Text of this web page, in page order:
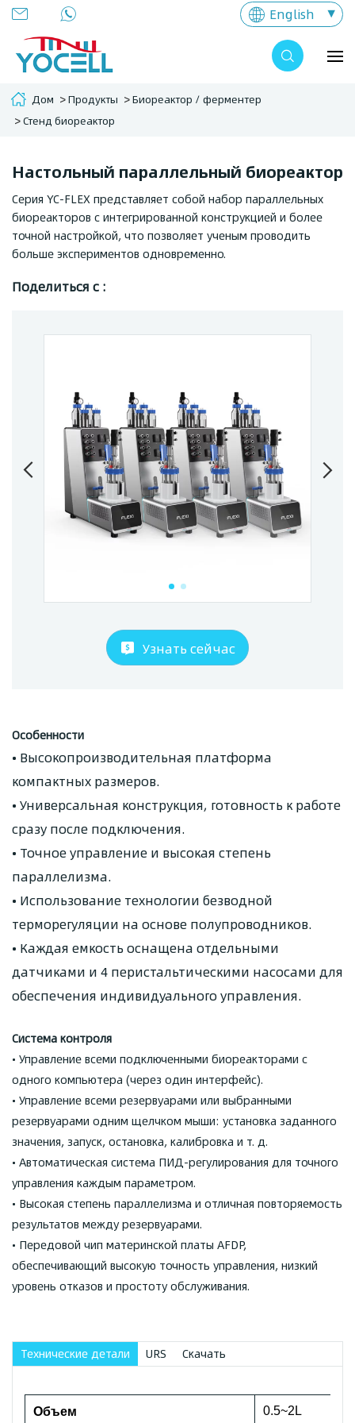
English
Дом Продукты
Биореактор / ферментер
Стенд биореактор
Настольный параллельный биореактор
Серия YC-FLEX представляет собой набор параллельных
биореакторов с интегрированной конструкцией и более
точной настройкой, что позволяет ученым проводить
больше экспериментов одновременно.
Поделиться с :
Узнать сейчас
Особенности
• Высокопроизводительная платформа
компактных размеров.
• Универсальная конструкция, готовность к работе
сразу после подключения.
• Точное управление и высокая степень
параллелизма.
• Использование технологии безводной
терморегуляции на основе полупроводников.
• Каждая емкость оснащена отдельными
датчиками и 4 перистальтическими насосами для
обеспечения индивидуального управления.
Система контроля
• Управление всеми подключенными биореакторами с
одного компьютера (через один интерфейс).
• Управление всеми резервуарами или выбранными
резервуарами одним щелчком мыши: установка заданного
значения, запуск, остановка, калибровка и т. д.
• Автоматическая система ПИД-регулирования для точного
управления каждым параметром.
• Высокая степень параллелизма и отличная повторяемость
результатов между резервуарами.
• Передовой чип материнской платы AFDP,
обеспечивающий высокую точность управления, низкий
уровень отказов и простоту обслуживания.
Технические детали URS Скачать
Объем 0.5~2L